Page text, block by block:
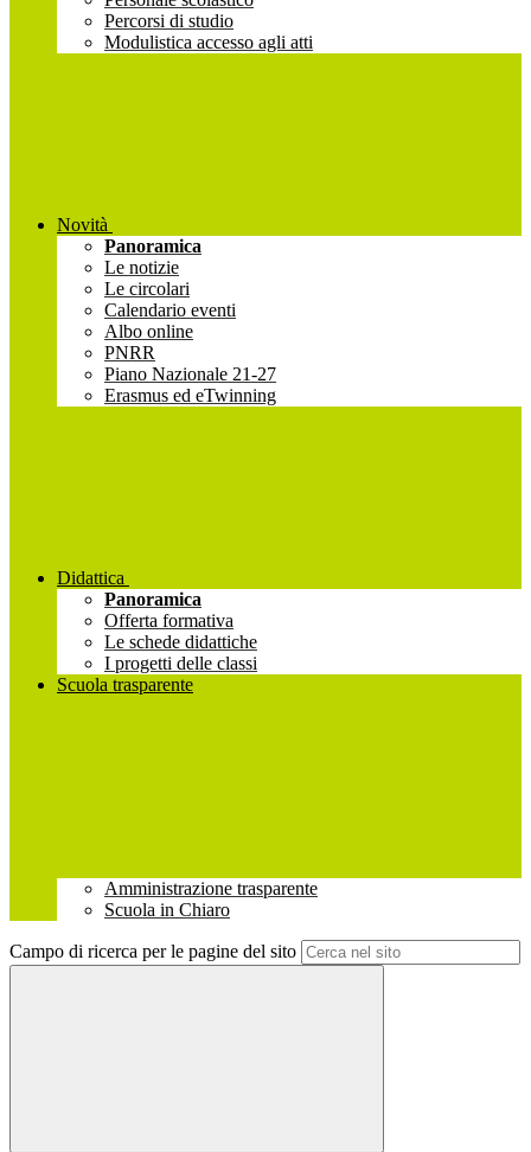
Percorsi di studio
Modulistica accesso agli atti
Novità
Panoramica
Le notizie
Le circolari
Calendario eventi
Albo online
PNRR
Piano Nazionale 21-27
Erasmus ed eTwinning
Didattica
Panoramica
Offerta formativa
Le schede didattiche
I progetti delle classi
Scuola trasparente
Amministrazione trasparente
Scuola in Chiaro
Campo di ricerca per le pagine del sito